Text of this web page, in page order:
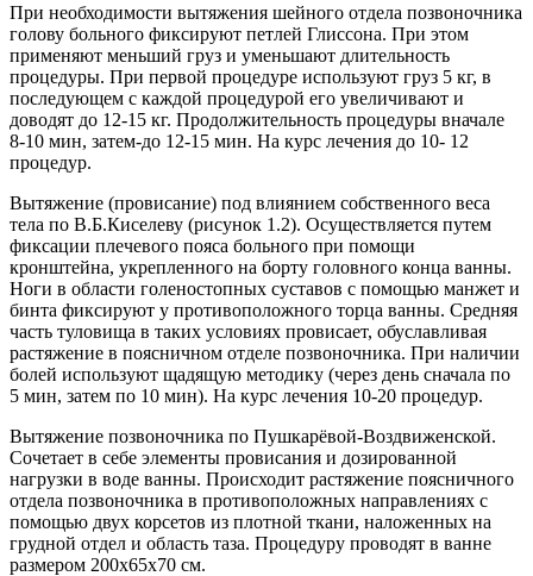
При необходимости вытяжения шейного отдела позвоночника
голову больного фиксируют петлей Глиссона. При этом
применяют меньший груз и уменьшают длительность
процедуры. При первой процедуре используют груз 5 кг, в
последующем с каждой процедурой его увеличивают и
доводят до 12-15 кг. Продолжительность процедуры вначале
8-10 мин, затем-до 12-15 мин. На курс лечения до 10- 12
процедур.
Вытяжение (провисание) под влиянием собственного веса
тела по В.Б.Киселеву (рисунок 1.2). Осуществляется путем
фиксации плечевого пояса больного при помощи
кронштейна, укрепленного на борту головного конца ванны.
Ноги в области голеностопных суставов с помощью манжет и
бинта фиксируют у противоположного торца ванны. Средняя
часть туловища в таких условиях провисает, обуславливая
растяжение в поясничном отделе позвоночника. При наличии
болей используют щадящую методику (через день сначала по
5 мин, затем по 10 мин). На курс лечения 10-20 процедур.
Вытяжение позвоночника по Пушкарёвой-Воздвиженской.
Сочетает в себе элементы провисания и дозированной
нагрузки в воде ванны. Происходит растяжение поясничного
отдела позвоночника в противоположных направлениях с
помощью двух корсетов из плотной ткани, наложенных на
грудной отдел и область таза. Процедуру проводят в ванне
размером 200х65х70 см.